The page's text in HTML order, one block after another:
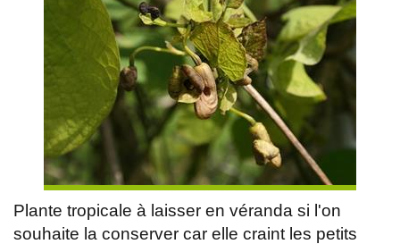
Plante tropicale à laisser en véranda si l'on
souhaite la conserver car elle craint les petits